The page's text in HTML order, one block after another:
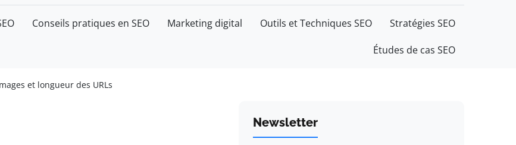
Conseils pratiques en SEO Marketing digital Outils et Techniques SEO Stratégies SEO
Études de cas SEO
et longueur des URLs
Newsletter